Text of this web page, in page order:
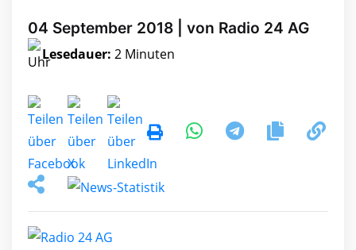
04 September 2018 | von Radio 24 AG
Lesedauer: 2 Minuten